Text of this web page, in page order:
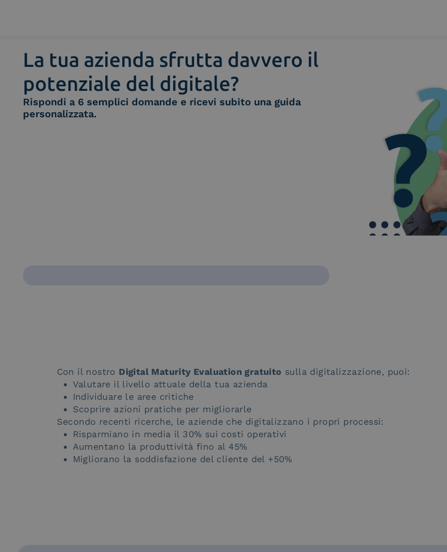
Chi siamo
Cosa facciamo
Piattaforme
Industry
News e Media
La tua azienda sfrutta davvero il
potenziale del digitale?
Rispondi a 6 semplici domande e ricevi subito una guida
personalizzata.
Con il nostro Digital Maturity Evaluation gratuito sulla digitalizzazione, puoi:
Valutare il livello attuale della tua azienda
Individuare le aree critiche
Scoprire azioni pratiche per migliorarle
Secondo recenti ricerche, le aziende che digitalizzano i propri processi:
Risparmiano in media il 30% sui costi operativi
Aumentano la produttività fino al 45%
Migliorano la soddisfazione del cliente del +50%